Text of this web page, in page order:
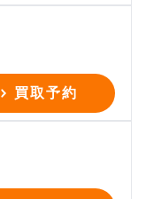
買取予約